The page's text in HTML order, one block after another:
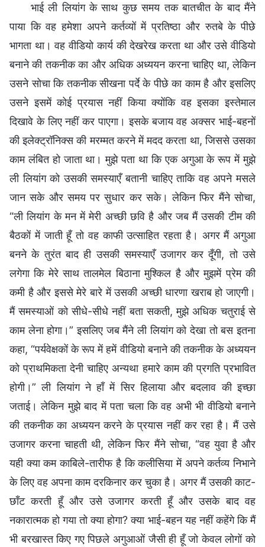
भाई ली लियांग के साथ कुछ समय तक बातचीत के बाद मैंने
पाया कि वह हमेशा अपने कर्तव्यों में प्रतिष्ठा और रुतबे के पीछे
भागता था। वह वीडियो कार्य की देखरेख करता था और उसे वीडियो
बनाने की तकनीक का और अधिक अध्ययन करना चाहिए था, लेकिन
उसने सोचा कि तकनीक सीखना पर्दे के पीछे का काम है और इसलिए
उसने इसमें कोई प्रयास नहीं किया क्योंकि वह इसका इस्तेमाल
दिखावे के लिए नहीं कर पाएगा। इसके बजाय वह अक्सर भाई-बहनों
की इलेक्ट्रॉनिक्स की मरम्मत करने में मदद करता था, जिससे उसका
काम लंबित हो जाता था। मुझे पता था कि एक अगुआ के रूप में मुझे
ली लियांग को उसकी समस्याएँ बतानी चाहिए ताकि वह अपने मसले
जान सके और समय पर सुधार कर सके। लेकिन फिर मैंने सोचा,
“ली लियांग के मन में मेरी अच्छी छवि है और जब मैं उसकी टीम की
बैठकों में जाती हूँ तो वह काफी उत्साहित रहता है। अगर मैं अगुआ
बनने के तुरंत बाद ही उसकी समस्याएँ उजागर कर दूँगी, तो उसे
लगेगा कि मेरे साथ तालमेल बिठाना मुश्किल है और मुझमें प्रेम की
कमी है और इससे मेरे बारे में उसकी अच्छी धारणा खराब हो जाएगी।
मैं समस्याओं को सीधे-सीधे नहीं बता सकती, मुझे अधिक चतुराई से
काम लेना होगा।” इसलिए जब मैंने ली लियांग को देखा तो बस इतना
कहा, “पर्यवेक्षकों के रूप में हमें वीडियो बनाने की तकनीक के अध्ययन
को प्राथमिकता देनी चाहिए अन्यथा हमारे काम की प्रगति प्रभावित
होगी।” ली लियांग ने हाँ में सिर हिलाया और बदलाव की इच्छा
जताई। लेकिन मुझे बाद में पता चला कि वह अभी भी वीडियो बनाने
की तकनीक का अध्ययन करने के प्रयास नहीं कर रहा है। मैं उसे
उजागर करना चाहती थी, लेकिन फिर मैंने सोचा, “वह युवा है और
यही क्या कम काबिले-तारीफ है कि कलीसिया में अपने कर्तव्य निभाने
के लिए वह अपना काम दरकिनार कर चुका है। अगर मैं उसकी काट-
छाँट करती हूँ और उसे उजागर करती हूँ और उसके बाद वह
नकारात्मक हो गया तो क्या होगा? क्या भाई-बहन यह नहीं कहेंगे कि मैं
भी बरखास्त किए गए पिछले अगुआओं जैसी ही हूँ जो केवल लोगों को